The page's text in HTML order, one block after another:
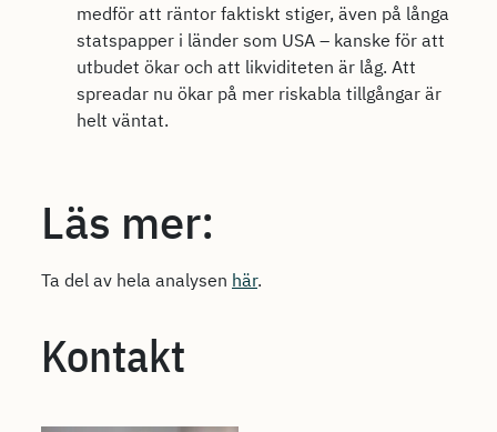
medför att räntor faktiskt stiger, även på långa
statspapper i länder som USA – kanske för att
utbudet ökar och att likviditeten är låg. Att
spreadar nu ökar på mer riskabla tillgångar är
helt väntat.
Läs mer:
Ta del av hela analysen här.
Kontakt